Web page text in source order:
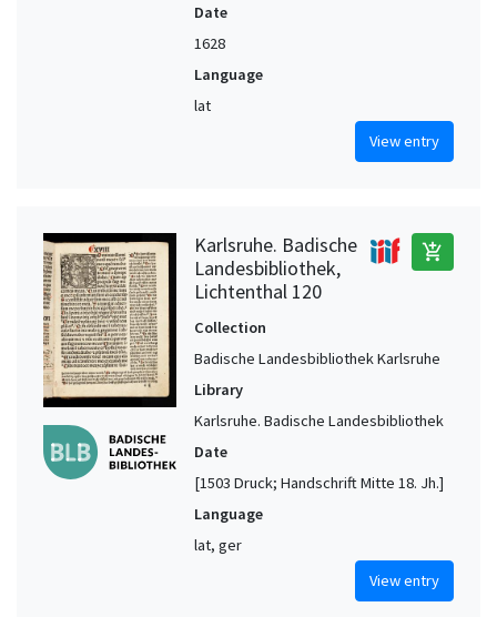
Date
1628
Language
lat
View entry
Karlsruhe. Badische
Landesbibliothek,
Lichtenthal 120
add_shopping_cart
Collection
Badische Landesbibliothek Karlsruhe
Library
Karlsruhe. Badische Landesbibliothek
Date
[1503 Druck; Handschrift Mitte 18. Jh.]
Language
lat, ger
View entry